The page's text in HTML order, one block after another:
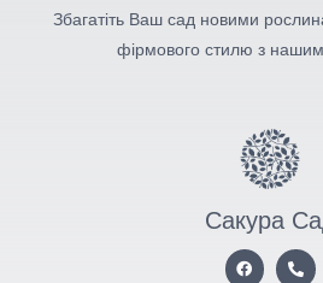
Збагатіть Ваш сад новими
фірмового стилю з
Сакура